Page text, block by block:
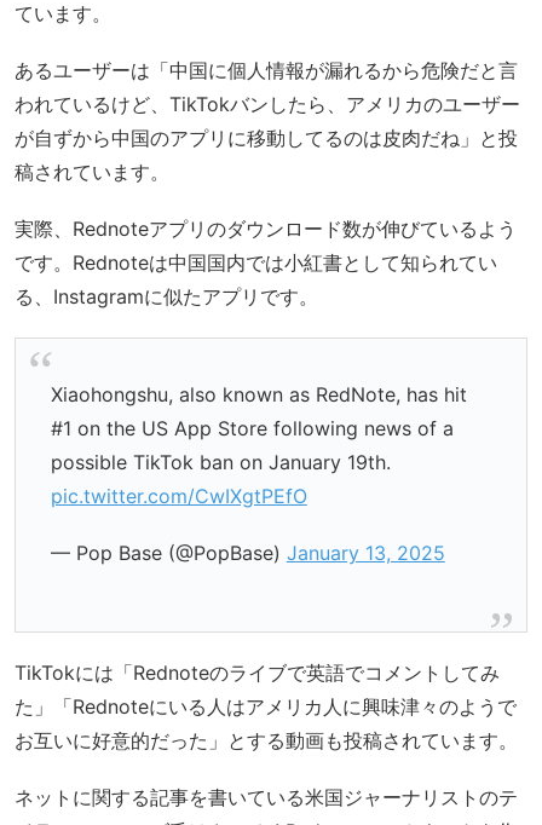
ています。
あるユーザーは「中国に個人情報が漏れるから危険だと言
われているけど、TikTokバンしたら、アメリカのユーザー
が自ずから中国のアプリに移動してるのは皮肉だね」と投
稿されています。
実際、Rednoteアプリのダウンロード数が伸びているよう
です。Rednoteは中国国内では小紅書として知られてい
る、Instagramに似たアプリです。
Xiaohongshu, also known as RedNote, has hit
#1 on the US App Store following news of a
possible TikTok ban on January 19th.
pic.twitter.com/CwIXgtPEfO
— Pop Base (@PopBase) January 13, 2025
TikTokには「Rednoteのライブで英語でコメントしてみ
た」「Rednoteにいる人はアメリカ人に興味津々のようで
お互いに好意的だった」とする動画も投稿されています。
ネットに関する記事を書いている米国ジャーナリストのテ